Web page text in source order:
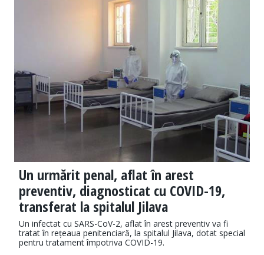
Un urmărit penal, aflat în arest
preventiv, diagnosticat cu COVID-19,
transferat la spitalul Jilava
Un infectat cu SARS-CoV-2, aflat în arest preventiv va fi
tratat în rețeaua penitenciară, la spitalul Jilava, dotat special
pentru tratament împotriva COVID-19.